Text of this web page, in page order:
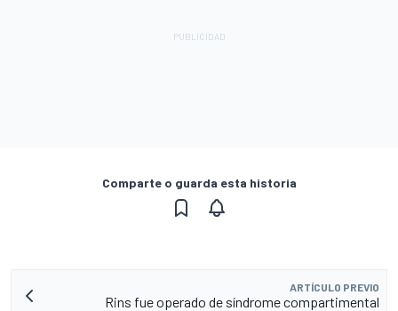
Comparte o guarda esta historia
ARTÍCULO PREVIO
Rins fue operado de síndrome compartimental